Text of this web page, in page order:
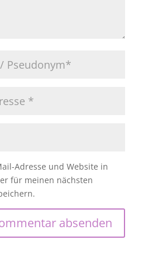
Adresse und Website in
für meinen nächsten